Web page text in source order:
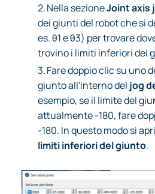
2.Nella sezioneJoint axis
dei giunti del robot che si
es. θ1 e θ3) per trovare
trovino i limiti inferiori dei
3.Fare doppio clic su uno
giunto all'interno del jog
esempio, se il limite del
attualmente -180, fare
-180. In questo modo si
limiti inferiori del giunto.